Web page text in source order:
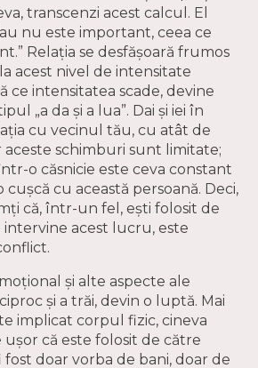
transcenzi acest calcul. El
nu este important, ceea ce
Relația se desfășoară frumos
acest nivel de intensitate
ce intensitatea scade, devine
„a da și a lua”. Dai și iei în
cu vecinul tău, cu atât de
schimburi sunt limitate;
o căsnicie este ceva constant
cu această persoană. Deci,
că, într-un fel, ești folosit de
intervine acest lucru, este
și alte aspecte ale
și a trăi, devin o luptă. Mai
implicat corpul fizic, cineva
că este folosit de către
fost doar vorba de bani, doar de